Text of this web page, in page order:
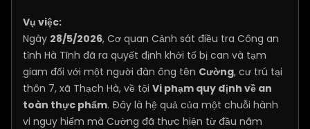
Vụ việc:
Ngày 28/5/2026, Cơ quan Cảnh sát điều tra Công an
tỉnh Hà Tĩnh đã ra quyết định khởi tố bị can và tạm
giam đối với một người đàn ông tên Cường, cư trú tại
thôn 7, xã Thạch Hà, về tội Vi phạm quy định về an
toàn thực phẩm. Đây là hệ quả của một chuỗi hành
vi nguy hiểm mà Cường đã thực hiện từ đầu năm